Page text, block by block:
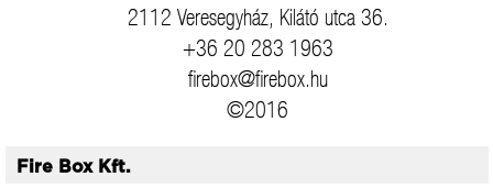
2112 Veresegyház, Kilátó utca 36.
+36 20 283 1963
firebox@firebox.hu
©2016
Fire Box Kft.